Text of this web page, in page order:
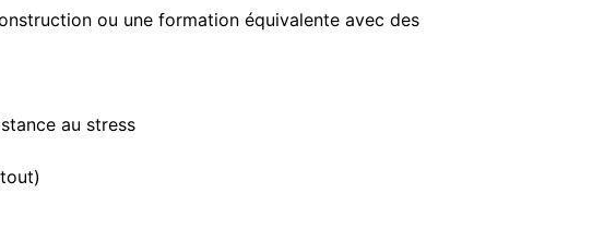
ou une formation équivalente avec des
au stress